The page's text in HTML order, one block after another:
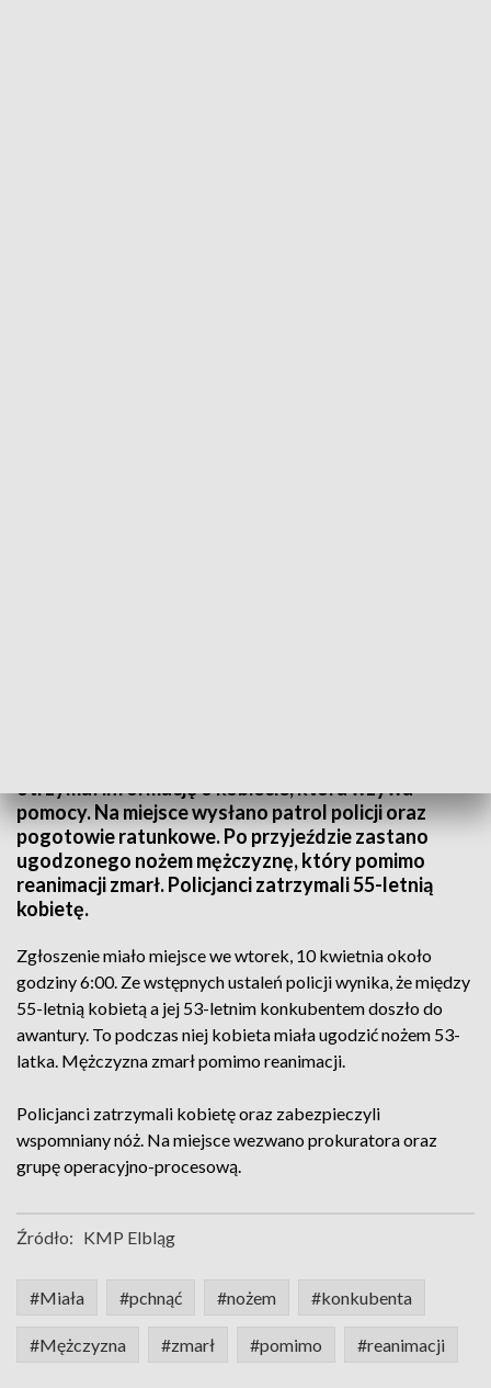
otrzymał informację o kobiecie, która wzywa
pomocy. Na miejsce wysłano patrol policji oraz
pogotowie ratunkowe. Po przyjeździe zastano
ugodzonego nożem mężczyznę, który pomimo
reanimacji zmarł. Policjanci zatrzymali 55-letnią
kobietę.
Zgłoszenie miało miejsce we wtorek, 10 kwietnia około
godziny 6:00. Ze wstępnych ustaleń policji wynika, że między
55-letnią kobietą a jej 53-letnim konkubentem doszło do
awantury. To podczas niej kobieta miała ugodzić nożem 53-
latka. Mężczyzna zmarł pomimo reanimacji.
Policjanci zatrzymali kobietę oraz zabezpieczyli
wspomniany nóż. Na miejsce wezwano prokuratora oraz
grupę operacyjno-procesową.
Źródło: KMP Elbląg
#Miała #pchnąć #nożem #konkubenta
#Mężczyzna #zmarł #pomimo #reanimacji